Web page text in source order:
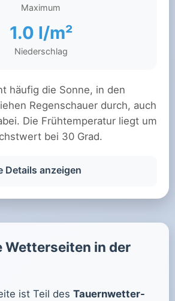
Maximum
1.0 l/m²
Niederschlag
häufig die Sonne, in den
Regenschauer durch, auch
Die Frühtemperatur liegt um
bei 30 Grad.
Details anzeigen
in der
ist Teil des Tauernwetter-